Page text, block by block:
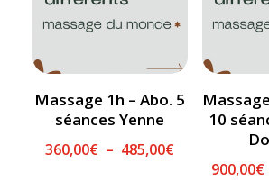
Massage 1h – Abo. 5
séances Yenne
360,00€ – 485,00€Plage
10
900,00€